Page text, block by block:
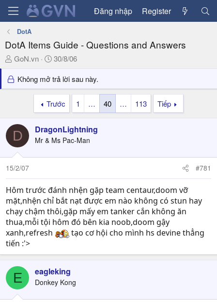
Đăng nhập Register
DotA
DotA Items Guide - Questions and Answers
T
r
e
t
a
r
e
r
GoN.vn
N
à
y
ử
30/8/06
Không mở trả lời sau này.
Trước 1 … 40 … 113 Tiếp
D DragonLightning
Mr & Ms Pac-Man
15/2/07 #781
Hôm trước đánh nhện gặp team centaur,doom vỡ
mặt,nhện chỉ bắt nạt được em nào không có stun hay
chạy chậm thôi,gặp mấy em tanker cắn không ăn
thua,mỗi tội hôm đó bên kia noob,doom gậy
xanh,refresh
tạo cơ hội cho mình hs devine thẳng
tiến :'>
E eagleking
Donkey Kong